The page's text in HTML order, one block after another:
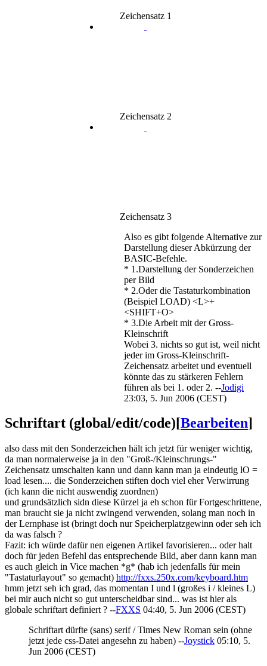
Zeichensatz 1
Zeichensatz 2
Zeichensatz 3
Also es gibt folgende Alternative zur
Darstellung dieser Abkürzung der
BASIC-Befehle.
* 1.Darstellung der Sonderzeichen
per Bild
* 2.Oder die Tastaturkombination
(Beispiel LOAD) <L>+
<SHIFT+O>
* 3.Die Arbeit mit der Gross-
Kleinschrift
Wobei 3. nichts so gut ist, weil nicht
jeder im Gross-Kleinschrift-
Zeichensatz arbeitet und eventuell
könnte das zu stärkeren Fehlern
führen als bei 1. oder 2. --Jodigi
23:03, 5. Jun 2006 (CEST)
Schriftart (global/edit/code)[Bearbeiten]
also dass mit den Sonderzeichen hält ich jetzt für weniger wichtig,
da man normalerweise ja in den "Groß-/Kleinschrungs-"
Zeichensatz umschalten kann und dann kann man ja eindeutig lO =
load lesen.... die Sonderzeichen stiften doch viel eher Verwirrung
(ich kann die nicht auswendig zuordnen)
und grundsätzlich sidn diese Kürzel ja eh schon für Fortgeschrittene,
man braucht sie ja nicht zwingend verwenden, solang man noch in
der Lernphase ist (bringt doch nur Speicherplatzgewinn oder seh ich
da was falsch ?
Fazit: ich würde dafür nen eigenen Artikel favorisieren... oder halt
doch für jeden Befehl das entsprechende Bild, aber dann kann man
es auch gleich in Vice machen *g* (hab ich jedenfalls für mein
"Tastaturlayout" so gemacht) http://fxxs.250x.com/keyboard.htm
hmm jetzt seh ich grad, das momentan I und l (großes i / kleines L)
bei mir auch nicht so gut unterscheidbar sind... was ist hier als
globale schriftart definiert ? --FXXS 04:40, 5. Jun 2006 (CEST)
Schriftart dürfte (sans) serif / Times New Roman sein (ohne
jetzt jede css-Datei angesehn zu haben) --Joystick 05:10, 5.
Jun 2006 (CEST)